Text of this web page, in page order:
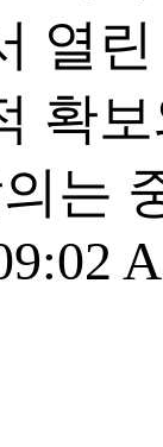
열
확
는